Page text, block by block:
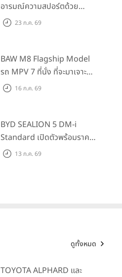
อารมณ์ความสปอร์ตด้วย
Honda S+ Shift ครั้งแรกใน
Traffic Monitor เพียงจอง
ภายใน 31 ก.ค. 2569 รับบัตร
น้ำมันมูลค่า 10,000 บาท
23 ก.ค. 69
BAW M8 Flagship Model
รถ MPV 7 ที่นั่ง ที่จะมาเจาะ
ตลาดครอบครัวและองค์กรยุค
แรก)
16 ก.ค. 69
BYD SEALION 5 DM-i
Standard เปิดตัวพร้อมราคา
คาดการณ์ 699,900 บาท รุ่น
13 ก.ค. 69
ดูทั้งหมด
TOYOTA ALPHARD และ